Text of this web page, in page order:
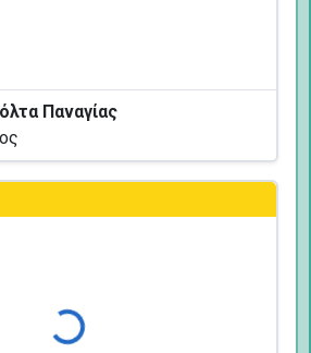
Παναγίας
Φόρτωση...